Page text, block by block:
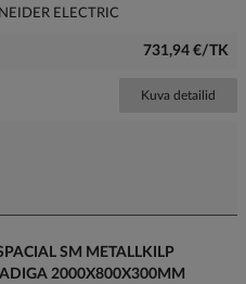
ELECTRIC
731,94 €/TK
Kuva detailid
SM METALLKILP
2000X800X300MM